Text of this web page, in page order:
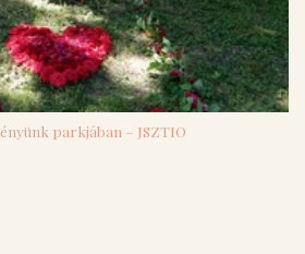
parkjában – JSZTIO